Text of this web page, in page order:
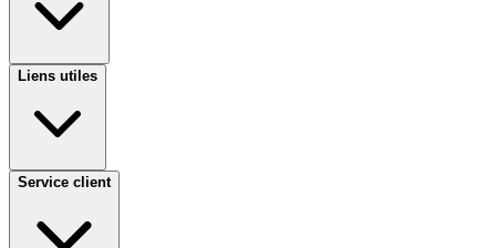
Liens utiles
Service client